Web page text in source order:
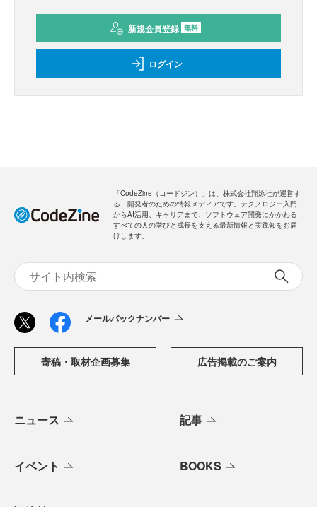
新規会員登録 無料
ログイン
「CodeZine（コードジン）」は、株式会社翔泳社が運営す
る、開発者のための情報メディアです。テクノロジー入門
からAI活用、キャリアまで、ソフトウェア開発にかかわる
すべての人の学びと成長を支える最新情報と実践知をお届
けします。
メールバックナンバー
寄稿・取材企画募集 広告掲載のご案内
ニュース 記事
イベント BOOKS